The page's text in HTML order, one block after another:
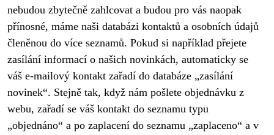
nebudou zbytečně zahlcovat a budou pro vás naopak
přínosné, máme naši databázi kontaktů a osobních údajů
členěnou do více seznamů. Pokud si například přejete
zasílání informací o našich novinkách, automaticky se
váš e-mailový kontakt zařadí do databáze „zasílání
novinek“. Stejně tak, když nám pošlete objednávku z
webu, zařadí se váš kontakt do seznamu typu
„objednáno“ a po zaplacení do seznamu „zaplaceno“ a v